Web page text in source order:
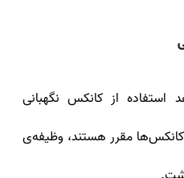
استفاده از کانکس نگهبانی
مقرر هستند، وظیفه‌ی